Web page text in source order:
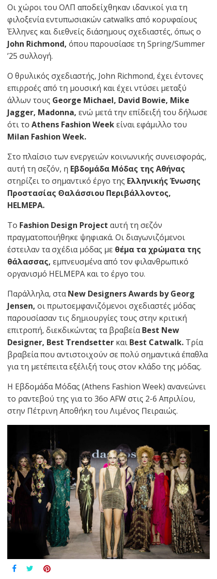
Οι χώροι του ΟΛΠ αποδείχθηκαν ιδανικοί για τη
φιλοξενία εντυπωσιακών catwalks από κορυφαίους
Έλληνες και διεθνείς διάσημους σχεδιαστές, όπως ο
John Richmond, όπου παρουσίασε τη Spring/Summer
’25 συλλογή.
Ο θρυλικός σχεδιαστής, John Richmond, έχει έντονες
επιρροές από τη μουσική και έχει ντύσει μεταξύ
άλλων τους George Michael, David Bowie, Mike
Jagger, Madonna, ενώ μετά την επίδειξή του δήλωσε
ότι το Athens Fashion Weekείναι εφάμιλλο του
Milan Fashion Week.
Στο πλαίσιο των ενεργειών κοινωνικής συνεισφοράς,
αυτή τη σεζόν, η Εβδομάδα Μόδας της Αθήνας
στηρίζει το σημαντικό έργο της Ελληνικής Ένωσης
Προστασίας Θαλάσσιου Περιβάλλοντος,
HELMEPA.
Το Fashion Design Project αυτή τη σεζόν
πραγματοποιήθηκε ψηφιακά. Οι διαγωνιζόμενοι
έστειλαν τα σχέδια μόδας με θέμα τα χρώματα της
θάλασσας, εμπνευσμένα από τον φιλανθρωπικό
οργανισμό HELMEPA και το έργο του.
Παράλληλα, σταNew Designers Awards by Georg
Jensen, οι πρωτοεμφανιζόμενοι σχεδιαστές μόδας
παρουσίασαν τις δημιουργίες τους στην κριτική
επιτροπή, διεκδικώντας τα βραβείαBest New
Designer, Best Trendsetter και Best Catwalk. Τρία
βραβεία που αντιστοιχούν σε πολύ σημαντικά έπαθλα
για τη μετέπειτα εξέλιξή τους στον κλάδο της μόδας.
Η Εβδομάδα Μόδας (Athens Fashion Week) ανανεώνει
το ραντεβού της για το 36o AFW στις 2-6 Απριλίου,
στην Πέτρινη Αποθήκη του Λιμένος Πειραιώς.